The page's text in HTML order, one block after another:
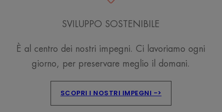
SVILUPPO SOSTENIBILE
È al centro dei nostri impegni. Ci lavoriamo ogni
giorno, per preservare meglio il domani.
SCOPRI I NOSTRI IMPEGNI ->